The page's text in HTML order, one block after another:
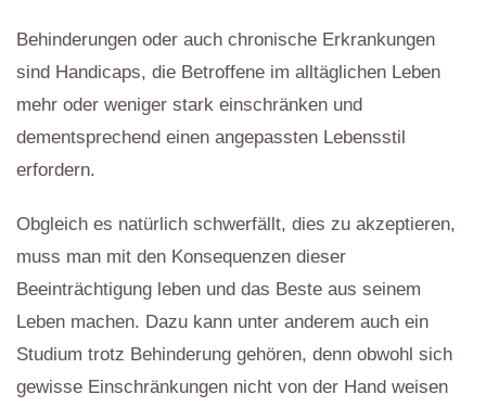
Behinderungen oder auch chronische Erkrankungen
sind Handicaps, die Betroffene im alltäglichen Leben
mehr oder weniger stark einschränken und
dementsprechend einen angepassten Lebensstil
erfordern.
Obgleich es natürlich schwerfällt, dies zu akzeptieren,
muss man mit den Konsequenzen dieser
Beeinträchtigung leben und das Beste aus seinem
Leben machen. Dazu kann unter anderem auch ein
Studium trotz Behinderung gehören, denn obwohl sich
gewisse Einschränkungen nicht von der Hand weisen